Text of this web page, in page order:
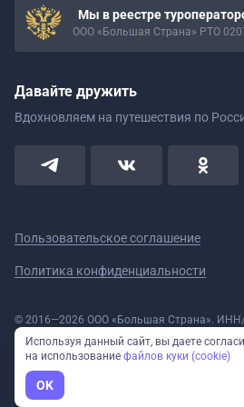
Мы в реестре
ООО «Большая Страна» РТО
Давайте дружить
Вдохновляем на путешествия по
Пользовательское соглашение
Политика конфиденциальности
© 2016—2026 ООО «Большая Страна».
5908078160/590801001 ОГРН
Номер в реестре Роскомнадзора № 59-18-
11.10.2018)
Полное или частичное копирование
только с указанием активной ссылки на
Используя данный сайт, вы даете
на использование файлов куки (cookie)
OK